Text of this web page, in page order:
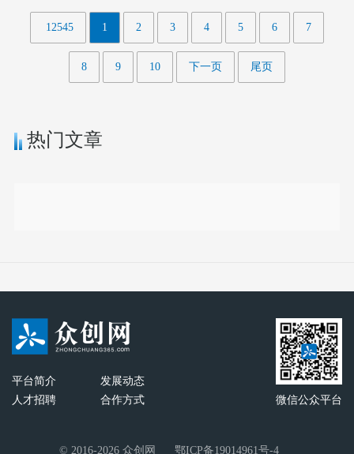
12545 1 2 3 4 5 6 7
8 9 10 下一页 尾页
热门文章
平台简介
发展动态
人才招聘
合作方式 微信公众平台
© 2016-2026 众创网 鄂ICP备19014961号-4